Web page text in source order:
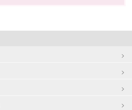
なし